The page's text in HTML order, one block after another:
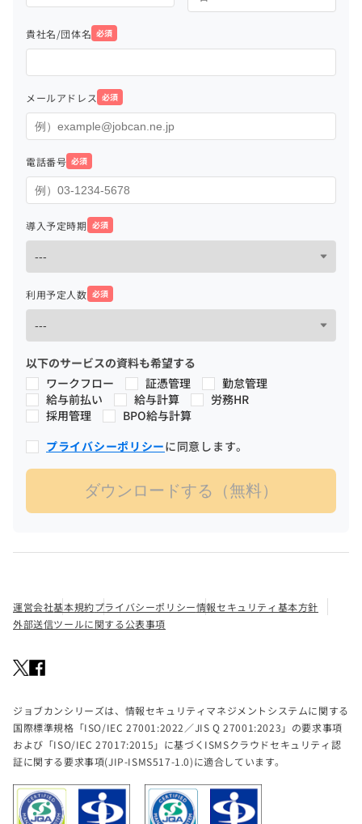
貴社名/団体名 必須
メールアドレス 必須
電話番号 必須
導入予定時期 必須
利用予定人数 必須
以下のサービスの資料も希望する
ワークフロー
証憑管理
勤怠管理
給与前払い
給与計算
労務HR
採用管理
BPO給与計算
プライバシーポリシーに同意します。
運営会社基本規約プライバシーポリシー情報セキュリティ基本方針
外部送信ツールに関する公表事項
ジョブカンシリーズは、情報セキュリティマネジメントシステムに関する
国際標準規格「ISO/IEC 27001:2022／JIS Q 27001:2023」の要求事項
および「ISO/IEC 27017:2015」に基づくISMSクラウドセキュリティ認
証に関する要求事項(JIP-ISMS517-1.0)に適合しています。